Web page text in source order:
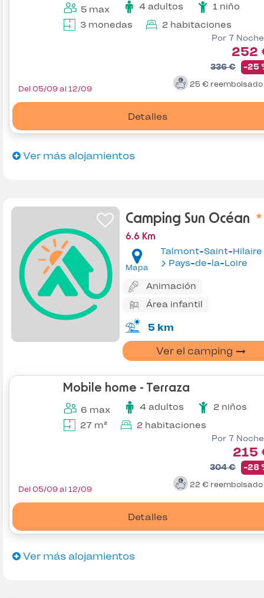
5 max 4 adultos
1 niño
3 monedas
2 habitaciones
Por 7
252
336 € -25
25 € reembolsado
Detalles
Del 05/09 al 12/09
Ver más alojamientos
Camping Sun Océan
6.6 Km
Mapa
Talmont-Saint-Hilaire
Pays-de-la-Loire
Animación
Área infantil
5 km
Ver el camping
Mobile home - Terraza
6 max 4 adultos
2 niños
27 m²
2 habitaciones
Por 7
215
304 € -28
22 € reembolsado
Detalles
Del 05/09 al 12/09
Ver más alojamientos